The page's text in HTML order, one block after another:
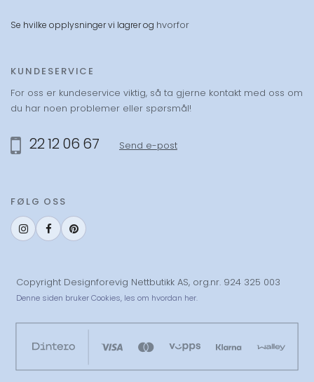
Se hvilke opplysninger vi lagrer og hvorfor
KUNDESERVICE
For oss er kundeservice viktig, så ta gjerne kontakt med oss om
du har noen problemer eller spørsmål!
22 12 06 67 Send e-post
FØLG OSS
Copyright Designforevig Nettbutikk AS, org.nr. 924 325 003
Denne siden bruker Cookies, les om hvordan her.